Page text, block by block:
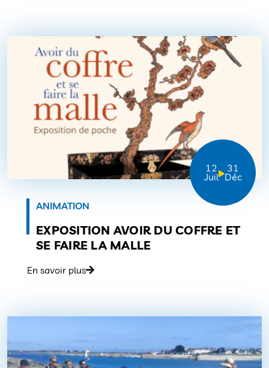
12
Juil
31
Déc
ANIMATION
EXPOSITION AVOIR DU COFFRE ET
SE FAIRE LA MALLE
En savoir plus